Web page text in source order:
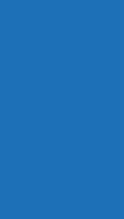
satış ve alımı
düşmesidir.
geçildiğinde,
fiyatı arasındaki
kâr marjları elde
uygulanan
finansal olarak
olur.